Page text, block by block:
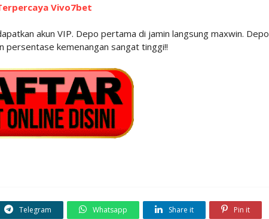
Vivo7bet
akun VIP. Depo pertama di jamin langsung maxwin. Depo
persentase kemenangan sangat tinggi!!
Telegram Whatsapp Share it Pin it